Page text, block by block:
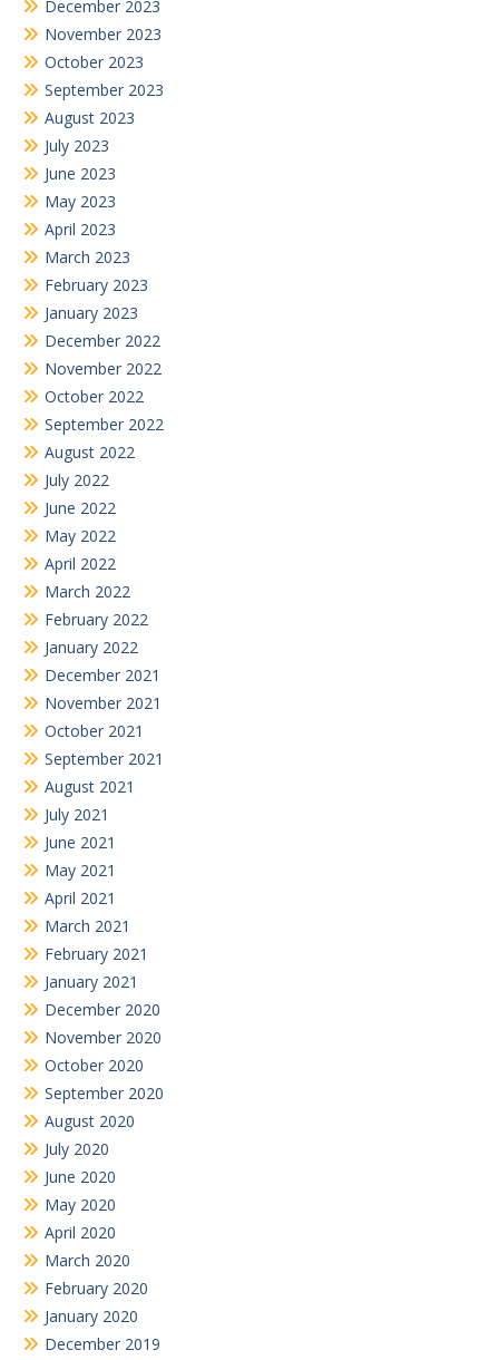
December 2023
November 2023
October 2023
September 2023
August 2023
July 2023
June 2023
May 2023
April 2023
March 2023
February 2023
January 2023
December 2022
November 2022
October 2022
September 2022
August 2022
July 2022
June 2022
May 2022
April 2022
March 2022
February 2022
January 2022
December 2021
November 2021
October 2021
September 2021
August 2021
July 2021
June 2021
May 2021
April 2021
March 2021
February 2021
January 2021
December 2020
November 2020
October 2020
September 2020
August 2020
July 2020
June 2020
May 2020
April 2020
March 2020
February 2020
January 2020
December 2019